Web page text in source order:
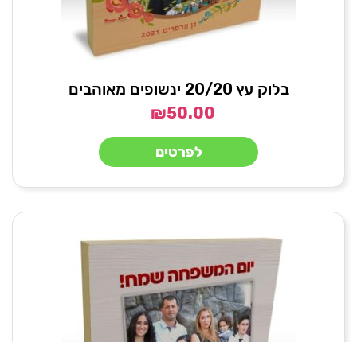
בלוק עץ 20/20 ינשופים מאוהבים
₪50.00
לפרטים